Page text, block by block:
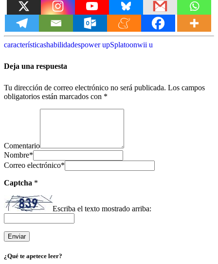
característicashabilidadespower upSplatoonwii u
Deja una respuesta
Tu dirección de correo electrónico no será publicada. Los campos
obligatorios están marcados con *
Comentario
Nombre*
Correo electrónico*
Captcha *
Escriba el texto mostrado arriba:
¿Qué te apetece leer?